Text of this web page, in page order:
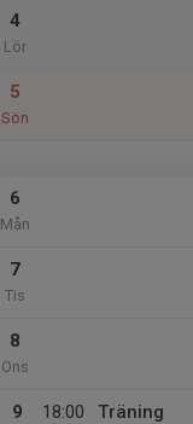
4
Lör
5
Sön
6
Mån
7
Tis
8
Ons
9
18:00
Träning